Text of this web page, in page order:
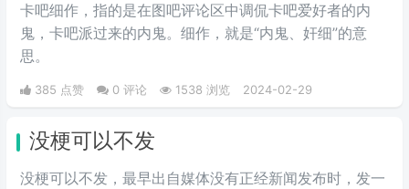
卡吧细作，指的是在图吧评论区中调侃卡吧爱好者的内
鬼，卡吧派过来的内鬼。细作，就是“内鬼、奸细”的意
思。
385 点赞 0 评论 1538 浏览 2024-02-29
没梗可以不发
没梗可以不发，最早出自媒体没有正‌‌‌‌‌‌‌‌经新闻发布时，发一